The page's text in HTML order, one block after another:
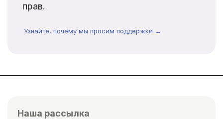
прав.
Узнайте, почему мы просим поддержки →
Наша рассылка